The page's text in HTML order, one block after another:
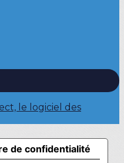
le logiciel des
de confidentialité